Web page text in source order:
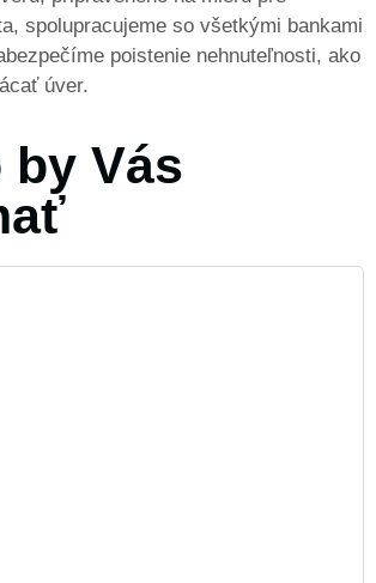
spolupracujeme so všetkými bankami
poistenie nehnuteľnosti, ako
úver.
by Vás